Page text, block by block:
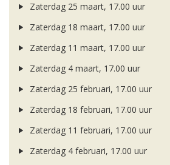
Zaterdag 25 maart, 17.00 uur
Zaterdag 18 maart, 17.00 uur
Zaterdag 11 maart, 17.00 uur
Zaterdag 4 maart, 17.00 uur
Zaterdag 25 februari, 17.00 uur
Zaterdag 18 februari, 17.00 uur
Zaterdag 11 februari, 17.00 uur
Zaterdag 4 februari, 17.00 uur